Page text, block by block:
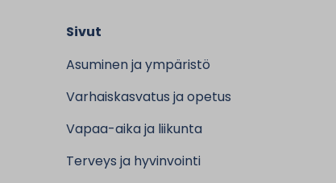
Sivut
Asuminen ja ympäristö
Varhaiskasvatus ja opetus
Vapaa-aika ja liikunta
Terveys ja hyvinvointi